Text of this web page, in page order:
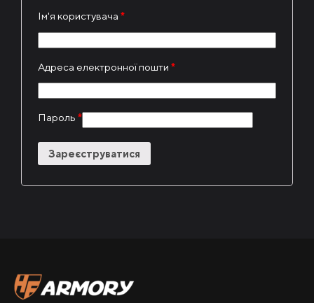
Ім'я користувача *
Адреса електронної пошти *
Пароль *
Зареєструватися